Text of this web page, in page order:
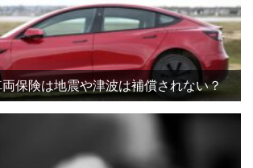
保険は地震や津波は補償されない？